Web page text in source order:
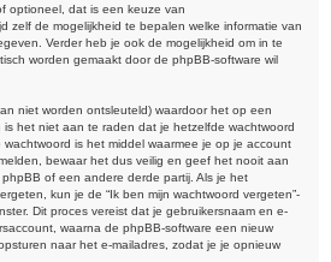
optioneel, dat is een keuze van
zelf de mogelijkheid te bepalen welke informatie van
Verder heb je ook de mogelijkheid om in te
worden gemaakt door de phpBB-software wil
niet worden ontsleuteld) waardoor het op een
is het niet aan te raden dat je hetzelfde wachtwoord
is het middel waarmee je op je account
bewaar het dus veilig en geef het nooit aan
of een andere derde partij. Als je het
kun je de “Ik ben mijn wachtwoord vergeten”-
Dit proces vereist dat je gebruikersnaam en e-
waarna de phpBB-software een nieuw
naar het e-mailadres, zodat je je opnieuw